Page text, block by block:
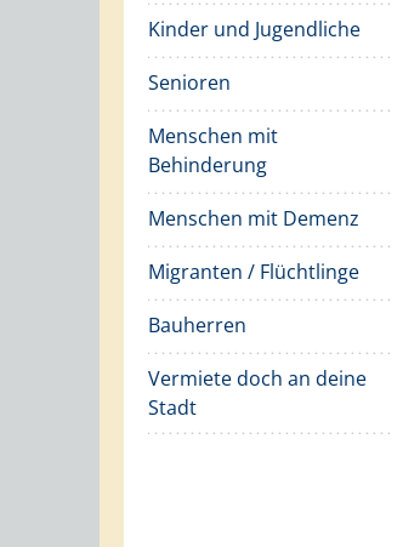
Kinder und Jugendliche
Senioren
Menschen mit
Behinderung
Menschen mit Demenz
Migranten / Flüchtlinge
Bauherren
Vermiete doch an deine
Stadt